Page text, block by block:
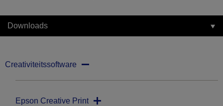
Downloads
Creativiteitssoftware
Epson Creative Print